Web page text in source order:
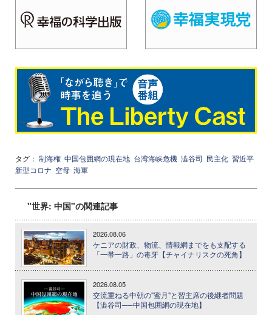
タグ： 制海権 中国包囲網の現在地 台湾海峡危機 澁谷司 民主化 習近平
新型コロナ 空母 海軍
"世界: 中国"の関連記事
2026.08.06
ケニアの財政、物流、情報網までをも支配する
「一帯一路」の毒牙【チャイナリスクの死角】
2026.08.05
交流重ねる中朝の"蜜月"と習主席の後継者問題
【澁谷司──中国包囲網の現在地】